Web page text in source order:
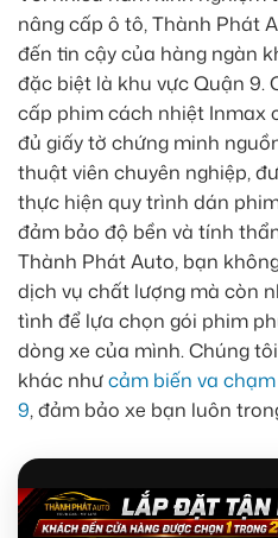
nâng cấp ô tô, Thành Phát
đến tin cậy của hàng ngàn
đặc biệt là khu vực Quận 9.
cấp phim cách nhiệt Inmax
đủ giấy tờ chứng minh
thuật viên chuyên nghiệp,
thực hiện quy trình dán
đảm bảo độ bền và tính
Thành Phát Auto, bạn
dịch vụ chất lượng mà còn
tình để lựa chọn gói phim
dòng xe của mình. Chúng
khác nhưcảm biến va
9, đảm bảo xe bạn luôn